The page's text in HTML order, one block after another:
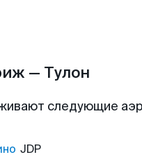
— Тулон
следующие
JDP